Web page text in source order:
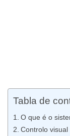
Tabla de
O que é o
Controlo